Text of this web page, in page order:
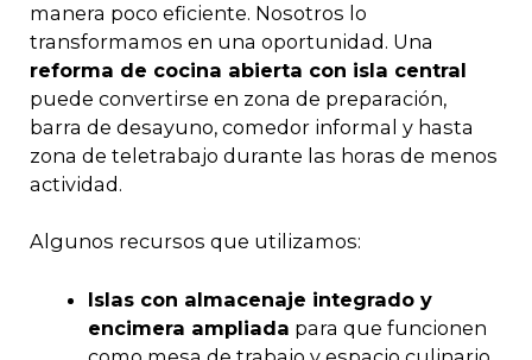
manera poco eficiente. Nosotros lo
transformamos en una oportunidad. Una
reforma de cocina abierta con isla central
puede convertirse en zona de preparación,
barra de desayuno, comedor informal y hasta
zona de teletrabajo durante las horas de menos
actividad.
Algunos recursos que utilizamos:
Islas con almacenaje integrado y
encimera ampliada para que funcionen